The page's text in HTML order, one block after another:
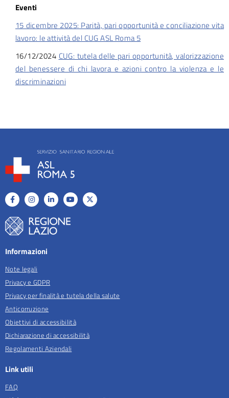
Eventi
15 dicembre 2025: Parità, pari opportunità e conciliazione vita
lavoro: le attività del CUG ASL Roma 5
16/12/2024 CUG: tutela delle pari opportunità, valorizzazione
del benessere di chi lavora e azioni contro la violenza e le
discriminazioni
Informazioni
Note legali
Privacy e GDPR
Privacy per finalità e tutela della salute
Anticorruzione
Obiettivi di accessibilità
Dichiarazione di accessibilità
Regolamenti Aziendali
Link utili
FAQ